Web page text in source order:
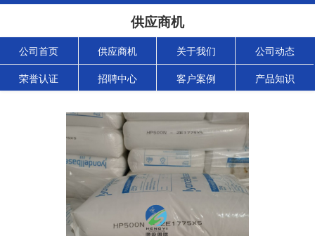
供应商机
公司首页 供应商机 关于我们 公司动态
荣誉认证 招聘中心 客户案例 产品知识